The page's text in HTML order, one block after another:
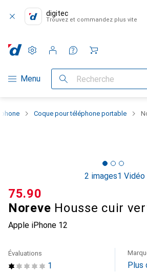
digitec
Trouvez et commandez plus vite
Navigation par catégorie
Menu Recherche
Paramètres
Compte client
Listes de comparaison
Listes d'envies
Panier
Coque pour téléphone portable
2 images1 Vidéo
Noreve Housse cuir
Apple iPhone 12
CHF
75.90
1
Évaluations
Plus